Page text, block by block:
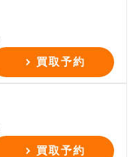
買取予約
買取予約